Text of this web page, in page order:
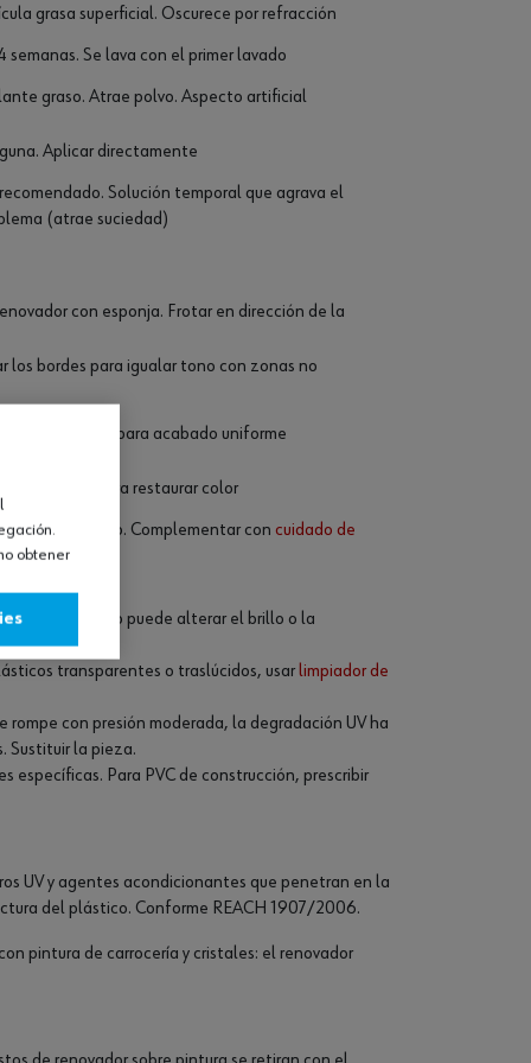
grasa superficial. Oscurece por refracción
semanas. Se lava con el primer lavado
graso. Atrae polvo. Aspecto artificial
Aplicar directamente
Solución temporal que agrava el
(atrae suciedad)
con esponja. Frotar en dirección de la
los bordes para igualar tono con zonas no
por pieza para acabado uniforme
renovador para restaurar color
el tono negro. Complementar con cuidado de
el producto puede alterar el brillo o la
de acabado.
transparentes o traslúcidos, usarlimpiador de
rompe con presión moderada, la degradación UV ha
Sustituir la pieza.
específicas. Para PVC de construcción, prescribir
UV y agentes acondicionantes que penetran en la
del plástico. Conforme REACH 1907/2006.
pintura de carrocería y cristales: el renovador
obtener